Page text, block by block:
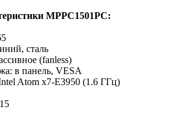
MPPC1501PC:
сталь
(fanless)
в панель, VESA
Atom x7-E3950 (1.6 ГГц)